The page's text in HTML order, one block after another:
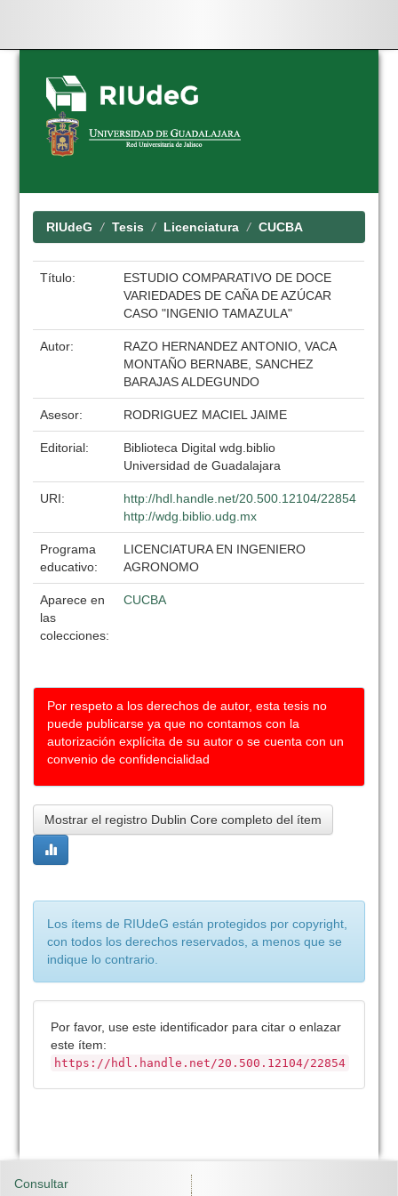
Skip
navigation
RIUdeG Tesis Licenciatura CUCBA
Título:
ESTUDIO COMPARATIVO DE DOCE
VARIEDADES DE CAÑA DE AZÚCAR
CASO "INGENIO TAMAZULA"
Autor:
RAZO HERNANDEZ ANTONIO, VACA
MONTAÑO BERNABE, SANCHEZ
BARAJAS ALDEGUNDO
Asesor: RODRIGUEZ MACIEL JAIME
Editorial:
Biblioteca Digital wdg.biblio
Universidad de Guadalajara
URI:
http://hdl.handle.net/20.500.12104/22854
http://wdg.biblio.udg.mx
Programa
educativo:
LICENCIATURA EN INGENIERO
AGRONOMO
Aparece en
las
colecciones:
CUCBA
Por respeto a los derechos de autor, esta tesis no
puede publicarse ya que no contamos con la
autorización explícita de su autor o se cuenta con un
convenio de confidencialidad
Mostrar el registro Dublin Core completo del ítem
Los ítems de RIUdeG están protegidos por copyright,
con todos los derechos reservados, a menos que se
indique lo contrario.
Por favor, use este identificador para citar o enlazar
este ítem:
https://hdl.handle.net/20.500.12104/22854
Consultar